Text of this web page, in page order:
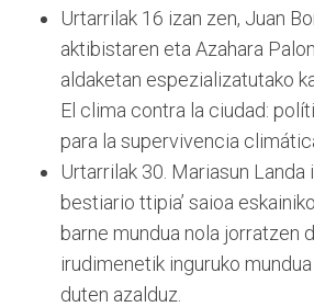
Urtarrilak 16 izan zen, Juan
aktibistaren eta Azahara
aldaketan espezializatutako
El clima contra la ciudad:
para la supervivencia
Urtarrilak 30. Mariasun Landa
bestiario ttipia’ saioa
barne mundua nola jorratzen
irudimenetik inguruko
duten azalduz.